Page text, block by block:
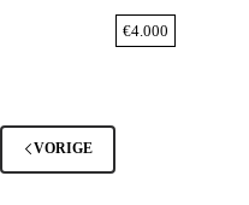
€4.000
VORIGE